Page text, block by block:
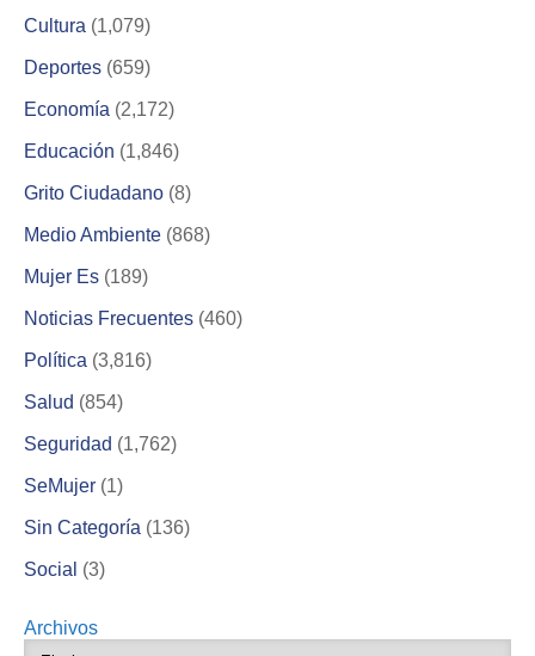
Cultura (1,079)
Deportes (659)
Economía (2,172)
Educación (1,846)
Grito Ciudadano (8)
Medio Ambiente (868)
Mujer Es (189)
Noticias Frecuentes (460)
Política (3,816)
Salud (854)
Seguridad (1,762)
SeMujer (1)
Sin Categoría (136)
Social (3)
Archivos